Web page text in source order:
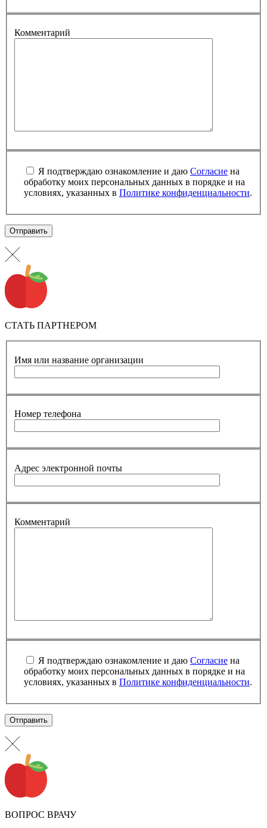
Комментарий
Я подтверждаю ознакомление и даю Согласие на
обработку моих персональных данных в порядке и на
условиях, указанных в Политике конфиденциальности.
СТАТЬ ПАРТНЕРОМ
Имя или название организации
Номер телефона
Адрес электронной почты
Комментарий
Я подтверждаю ознакомление и даю Согласие на
обработку моих персональных данных в порядке и на
условиях, указанных в Политике конфиденциальности.
ВОПРОС ВРАЧУ